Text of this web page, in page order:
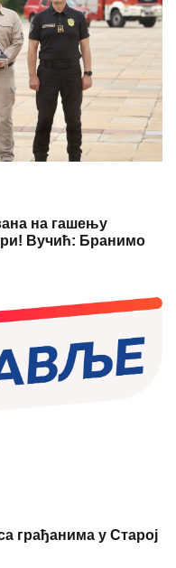
на гашењу
Вучић: Бранимо
грађанима у Старој